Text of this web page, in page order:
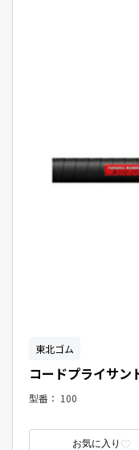
東北ゴム
コードプライサン
型番： 100
お気に入り